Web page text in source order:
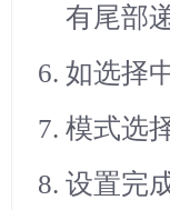
有尾部
如选择
模式选
设置完